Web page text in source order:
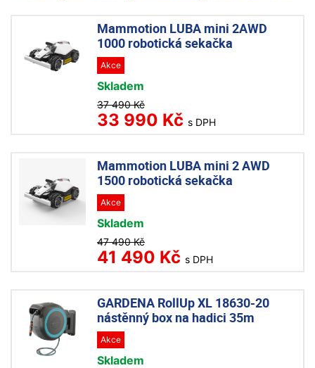
Mammotion LUBA mini 2AWD
1000 robotická sekačka
Akce
Skladem
37 490 Kč
33 990 Kč s DPH
Mammotion LUBA mini 2 AWD
1500 robotická sekačka
Akce
Skladem
47 490 Kč
41 490 Kč s DPH
GARDENA RollUp XL 18630-20
nástěnný box na hadici 35m
Akce
Skladem